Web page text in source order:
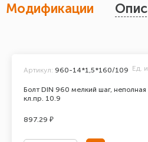
Модификации
Болт DIN 960 мелкий шаг,
кл.пр. 10.9
Артикул: 960-14*1,5*160/109 Ед.
897.29 ₽